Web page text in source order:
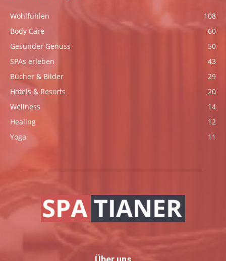
Wohlfühlen
108
Body Care
60
Gesunder Genuss
50
SPAs erleben
43
Bücher & Bilder
29
Hotels & Resorts
20
Wellness
14
Healing
12
Yoga
11